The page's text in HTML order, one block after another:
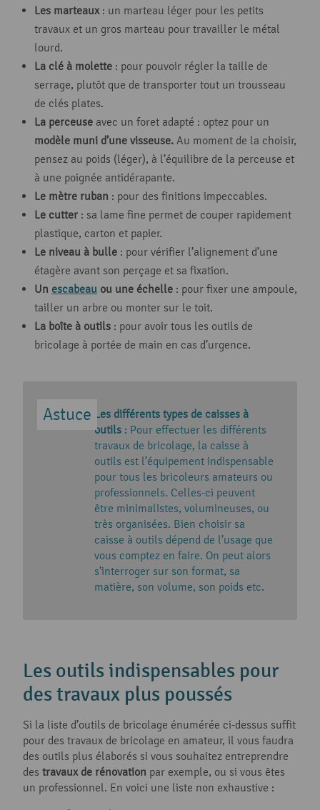
Les marteaux: un marteau léger pour les petits
travaux et un gros marteau pour travailler le métal
lourd.
La clé à molette : pour pouvoir régler la taille de
serrage, plutôt que de transporter tout un trousseau
de clés plates.
La perceuse avec un foret adapté : optez pour un
modèle muni d’une visseuse. Au moment de la choisir,
pensez au poids (léger), à l’équilibre de la perceuse et
à une poignée antidérapante.
Le mètre ruban : pour des finitions impeccables.
Le cutter : sa lame fine permet de couper rapidement
plastique, carton et papier.
Le niveau à bulle : pour vérifier l’alignement d’une
étagère avant son perçage et sa fixation.
Un escabeau ou une échelle : pour fixer une ampoule,
tailler un arbre ou monter sur le toit.
La boîte à outils : pour avoir tous les outils de
bricolage à portée de main en cas d’urgence.
Les différents types de caisses à
outils : Pour effectuer les différents
travaux de bricolage, la caisse à
outils est l’équipement indispensable
pour tous les bricoleurs amateurs ou
professionnels. Celles-ci peuvent
être minimalistes, volumineuses, ou
très organisées. Bien choisir sa
caisse à outils dépend de l’usage que
vous comptez en faire. On peut alors
s’interroger sur son format, sa
matière, son volume, son poids etc.
Les outils indispensables pour
des travaux plus poussés
Si la liste d’outils de bricolage énumérée ci-dessus suffit
pour des travaux de bricolage en amateur, il vous faudra
des outils plus élaborés si vous souhaitez entreprendre
des travaux de rénovation par exemple, ou si vous êtes
un professionnel. En voici une liste non exhaustive :